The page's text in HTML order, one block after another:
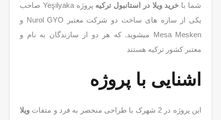
شما با خرید ویلا در استانبول ترکیه
پروژه Yeşilyaka صاحب
یکی از سازه های ساخت دو شرکت معتبر Nurol GYO و
Mesa Mesken میشوید. که هر دو از سازندگان به نام و
معتبر کشور ترکیه هستند
اشنایی با پروژه
این پروژه در 2 شهرک با طراحی منحصر به فرد و متفات
ویلا